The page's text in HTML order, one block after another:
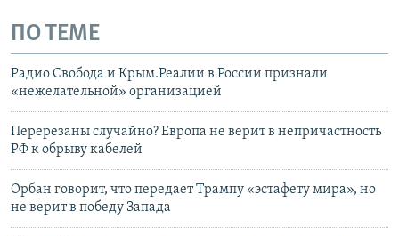
ПО ТЕМЕ
Радио Свобода и Крым.Реалии в России признали
«нежелательной» организацией
Перерезаны случайно? Европа не верит в непричастность
РФ к обрыву кабелей
Орбан говорит, что передает Трампу «эстафету мира», но
не верит в победу Запада